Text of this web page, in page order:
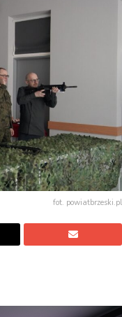
fot. powiatbrzeski.pl